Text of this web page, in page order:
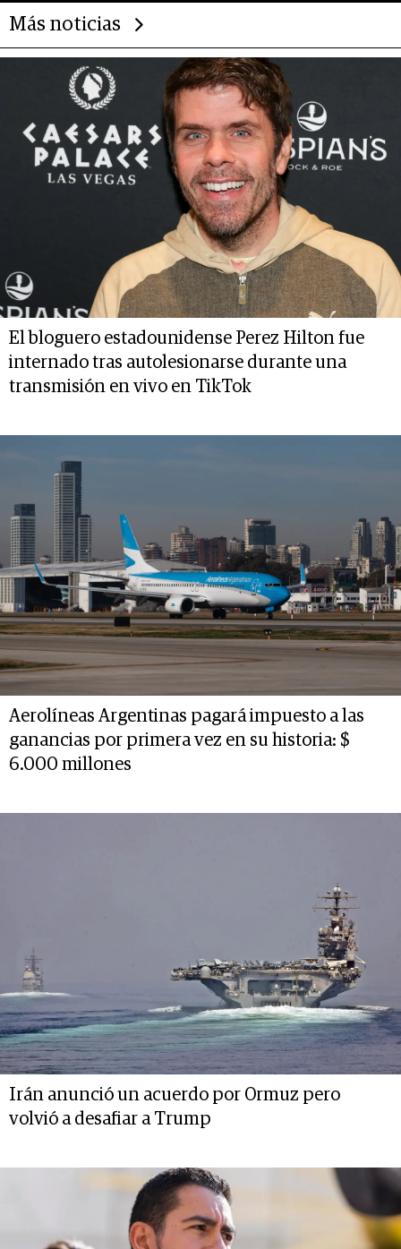
Más noticias
El bloguero estadounidense Perez Hilton fue
internado tras autolesionarse durante una
transmisión en vivo en TikTok
Aerolíneas Argentinas pagará impuesto a las
ganancias por primera vez en su historia: $
6.000 millones
Irán anunció un acuerdo por Ormuz pero
volvió a desafiar a Trump